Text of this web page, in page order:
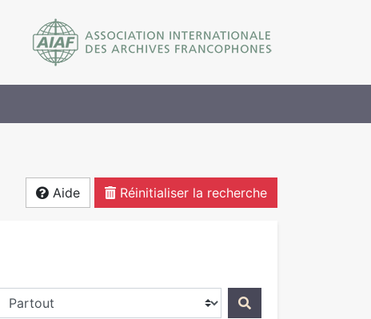
Aide Réinitialiser la recherche
Chercher dans...